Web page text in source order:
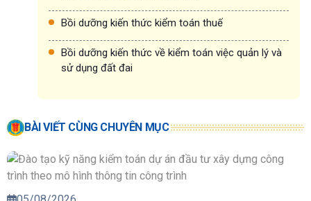
Bồi dưỡng kiến thức kiểm toán thuế
Bồi dưỡng kiến thức về kiểm toán việc quản lý và
sử dụng đất đai
BÀI VIẾT CÙNG CHUYÊN MỤC